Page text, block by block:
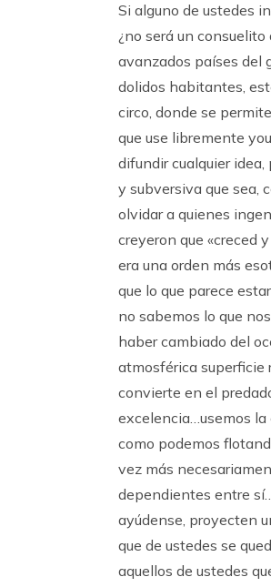
Si alguno de ustedes
¿no será un consuelito
avanzados países del
dolidos habitantes,
circo, donde se
que use libremente
difundir cualquier
y subversiva que sea,
olvidar a quienes
creyeron que «creced
era una orden más
que lo que parece
no sabemos lo que
haber cambiado del
atmosférica superficie
convierte en el
excelencia…usemos
como podemos
vez más
dependientes entre
ayúdense, proyecten
que de ustedes se
aquellos de ustedes